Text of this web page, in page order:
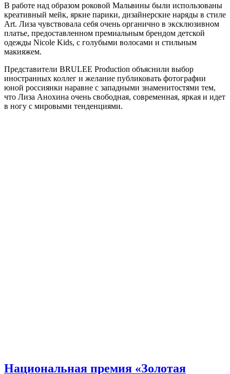
В работе над образом роковой Мальвины были использованы
креативный мейк, яркие парики, дизайнерские наряды в стиле
Art. Лиза чувствовала себя очень органично в эксклюзивном
платье, предоставленном премиальным брендом детской
одежды Nicole Kids, с голубыми волосами и стильным
макияжем.
Представители BRULEE Production объяснили выбор
иностранных коллег и желание публиковать фотографии
юной россиянки наравне с западными знаменитостями тем,
что Лиза Анохина очень свободная, современная, яркая и идет
в ногу с мировыми тенденциями.
Национальная премия «Золотая